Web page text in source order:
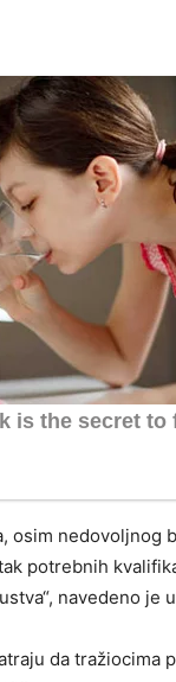
osim nedovoljnog
potrebnih
navedeno je
da tražiocima